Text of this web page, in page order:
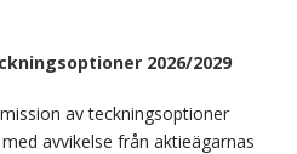
2026/2029
av teckningsoptioner
avvikelse från aktieägarnas